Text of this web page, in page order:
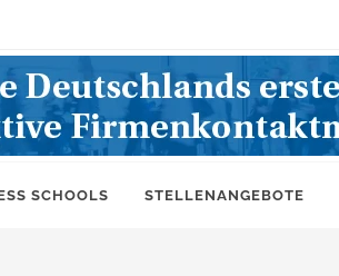
SCHOOLS STELLENANGEBOTE